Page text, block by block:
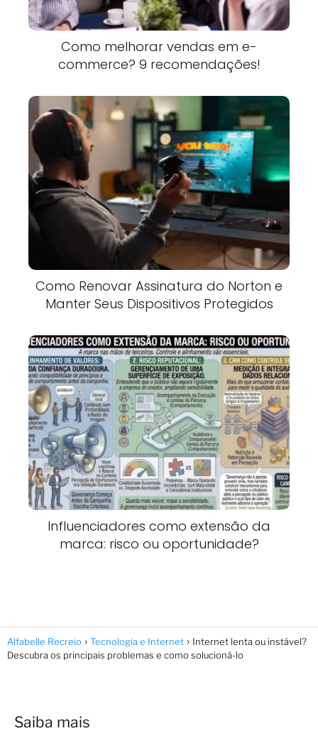
Como melhorar vendas em e-
commerce? 9 recomendações!
Como Renovar Assinatura do Norton e
Manter Seus Dispositivos Protegidos
Influenciadores como extensão da
marca: risco ou oportunidade?
Alfabelle Recreio Tecnologia e Internet
Internet lenta ou instável?
Descubra os principais problemas e como solucioná-lo
Saiba mais